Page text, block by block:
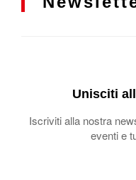
Unisciti
Iscriviti alla nostra
eventi e